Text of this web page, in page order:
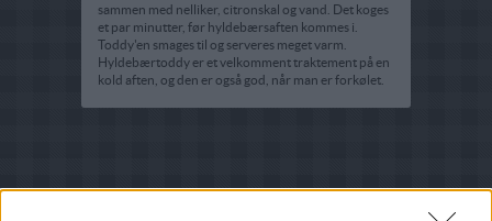
sammen med nelliker, citronskal og vand. Det koges
et par minutter, før hyldebærsaften kommes i.
Toddy'en smages til og serveres meget varm.
Hyldebærtoddy er et velkomment traktement på en
kold aften, og den er også god, når man er forkølet.